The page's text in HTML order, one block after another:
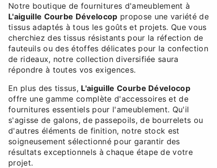
Notre boutique de fournitures d'ameublement à
L'aiguille Courbe Dévelocop propose une variété de
tissus adaptés à tous les goûts et projets. Que vous
cherchiez des tissus résistants pour la réfection de
fauteuils ou des étoffes délicates pour la confection
de rideaux, notre collection diversifiée saura
répondre à toutes vos exigences.
En plus des tissus, L'aiguille Courbe Dévelocop
offre une gamme complète d'accessoires et de
fournitures essentiels pour l'ameublement. Qu'il
s'agisse de galons, de passepoils, de bourrelets ou
d'autres éléments de finition, notre stock est
soigneusement sélectionné pour garantir des
résultats exceptionnels à chaque étape de votre
projet.